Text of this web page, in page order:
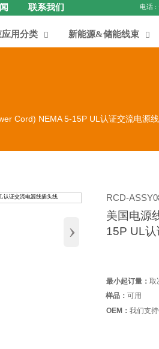
联系我们
应用分类  新能源&储能线束 
Cord) NEMA 5-15P UL认证交流电源
›
RCD-
美国电源
15P UL
最小起订量： 取
样品：可用
OEM： 我们支